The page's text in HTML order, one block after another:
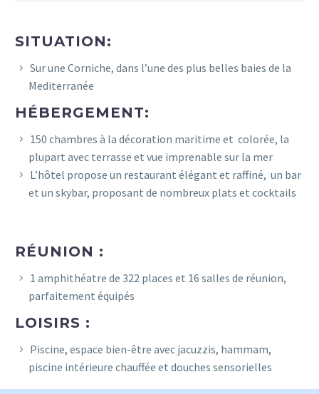
SITUATION:
Sur une Corniche, dans l’une des plus belles baies de la
Mediterranée
HÉBERGEMENT:
150 chambres à la décoration maritime et colorée, la
plupart avec terrasse et vue imprenable sur la mer
L’hôtel propose un restaurant élégant et raffiné, un bar
et un skybar, proposant de nombreux plats et cocktails
RÉUNION :
1 amphithéatre de 322 places et 16 salles de réunion,
parfaitement équipés
LOISIRS :
Piscine, espace bien-être avec jacuzzis, hammam,
piscine intérieure chauffée et douches sensorielles